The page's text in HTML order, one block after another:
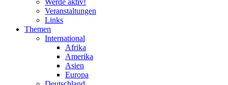
Werde aktiv!
Veranstaltungen
Links
Themen
International
Afrika
Amerika
Asien
Europa